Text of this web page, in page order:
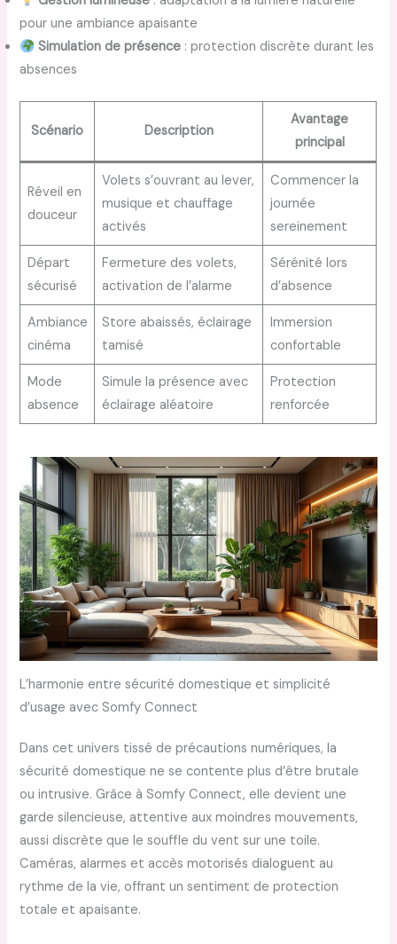
pour une ambiance apaisante
Simulation de présence : protection discrète durant les
absences
Scénario Description
Avantage
principal
Réveil en
douceur
Volets s’ouvrant au lever,
musique et chauffage
activés
Commencer la
journée
sereinement
Départ
sécurisé
Fermeture des volets,
activation de l’alarme
Sérénité lors
d’absence
Ambiance
cinéma
Store abaissés, éclairage
tamisé
Immersion
confortable
Mode
absence
Simule la présence avec
éclairage aléatoire
Protection
renforcée
L’harmonie entre sécurité domestique et simplicité
d’usage avec Somfy Connect
Dans cet univers tissé de précautions numériques, la
sécurité domestique ne se contente plus d’être brutale
ou intrusive. Grâce à Somfy Connect, elle devient une
garde silencieuse, attentive aux moindres mouvements,
aussi discrète que le souffle du vent sur une toile.
Caméras, alarmes et accès motorisés dialoguent au
rythme de la vie, offrant un sentiment de protection
totale et apaisante.